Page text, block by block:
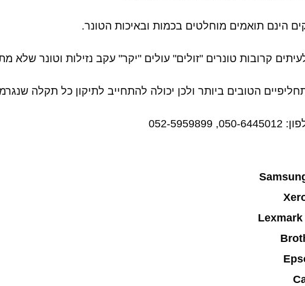
הינם תואמים מוחלטים בכמות ובאיכות הטונר.
קרובות טונרים "זולים" עולים "יקר" עקב נזילות וטונר שלא
הטובים ביותר ולכן יכולה להתחייב לתיקון כל תקלה